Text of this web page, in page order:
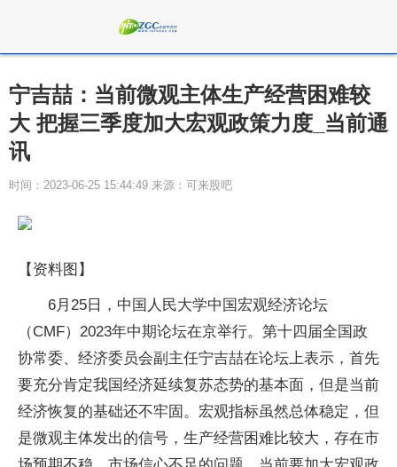
宁吉喆：当前微观主体生产经营困难较
大 把握三季度加大宏观政策力度_当前通
讯
时间：2023-06-25 15:44:49 来源：可来股吧
【资料图】
6月25日，中国人民大学中国宏观经济论坛
（CMF）2023年中期论坛在京举行。第十四届全国政
协常委、经济委员会副主任宁吉喆在论坛上表示，首先
要充分肯定我国经济延续复苏态势的基本面，但是当前
经济恢复的基础还不牢固。宏观指标虽然总体稳定，但
是微观主体发出的信号，生产经营困难比较大，存在市